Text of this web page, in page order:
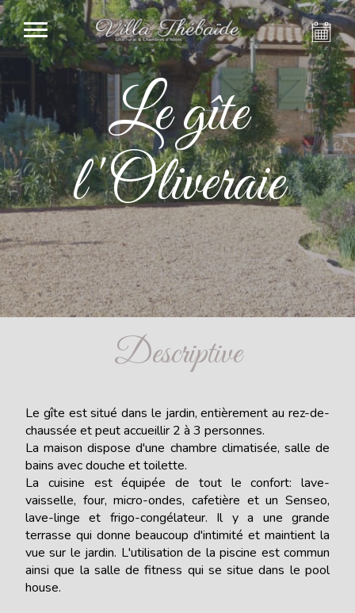
Le gîte
l'Oliveraie
Descriptive
Le gîte est situé dans le jardin, entièrement au rez-de-
chaussée et peut accueillir 2 à 3 personnes.
La maison dispose d'une chambre climatisée, salle de
bains avec douche et toilette.
La cuisine est équipée de tout le confort: lave-
vaisselle, four, micro-ondes, cafetière et un Senseo,
lave-linge et frigo-congélateur. Il y a une grande
terrasse qui donne beaucoup d'intimité et maintient la
vue sur le jardin. L'utilisation de la piscine est commun
ainsi que la salle de fitness qui se situe dans le pool
house.